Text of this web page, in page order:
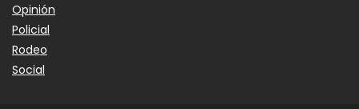
Opinión
Policial
Rodeo
Social